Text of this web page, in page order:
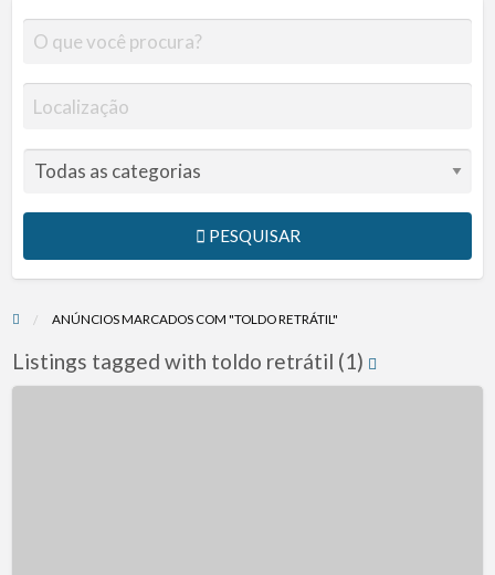
PESQUISAR
ANÚNCIOS MARCADOS COM "TOLDO RETRÁTIL"
Listings tagged with toldo retrátil (1)